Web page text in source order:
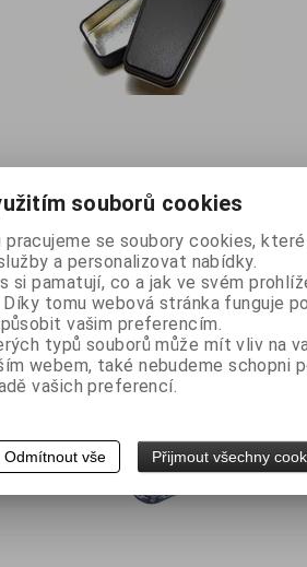
plechová rakev černá - Pentagram
dny:skladem
souborů cookies
pracujeme se soubory cookies,
a personalizovat nabídky.
si pamatují, co a jak ve svém
tomu webová stránka funguje
vašim preferencím.
typů souborů může mít vliv na
webem, také nebudeme schopni
vašich preferencí.
Odmítnout vše Přijmout všechny